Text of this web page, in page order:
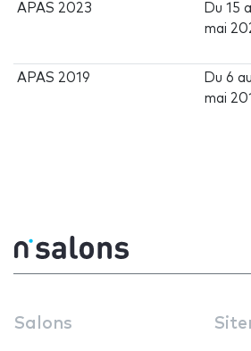
APAS 2023 Du15
mai
APAS 2019 Du6
mai
Salons